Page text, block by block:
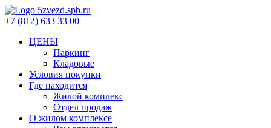
+7 (812) 633 33 00
ЦЕНЫ
Паркинг
Кладовые
Условия покупки
Где находится
Жилой комплекс
Отдел продаж
О жилом комплексе